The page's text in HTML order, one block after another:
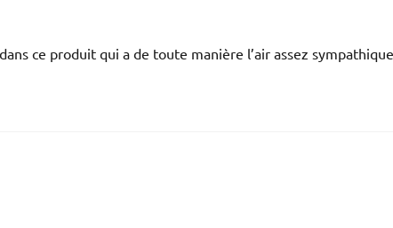
ce produit qui a de toute manière l’air assez